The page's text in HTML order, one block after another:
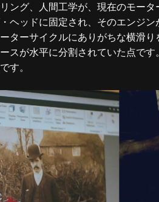
ング、人間工学が、現在のモー
ッドに固定され、そのエンジ
ターサイクルにありがちな横滑り
スが水平に分割されていた点で
す。